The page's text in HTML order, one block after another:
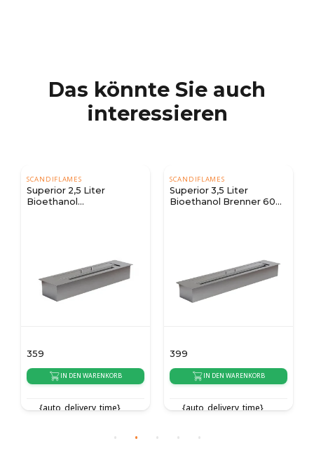
Das könnte Sie auch
interessieren
SCANDIFLAMES
Superior 3,5 Liter
Bioethanol Brenner 60
399
IN DEN WARENKORB
{auto_delivery_time}
SCANDIFLAMES
Bioethanol-
Kamineinsatz - 37 cm
359
IN DEN WARENKORB
{auto_delivery_time}